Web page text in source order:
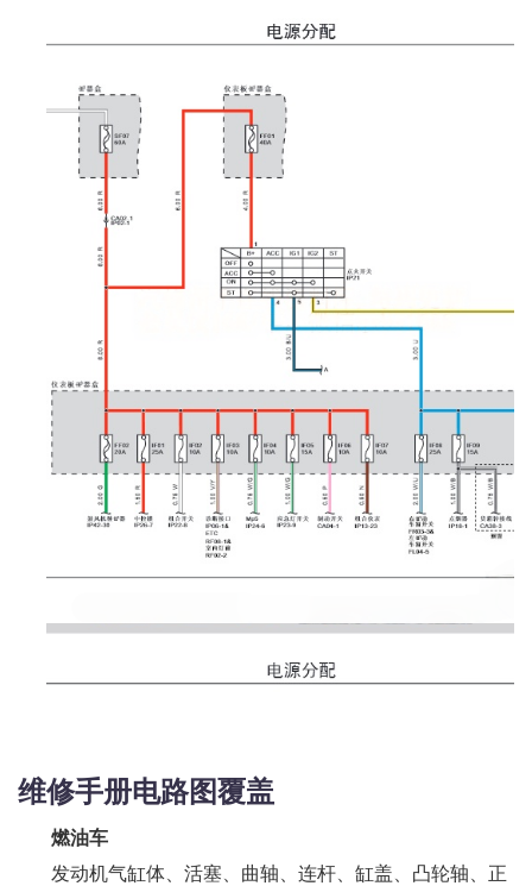
维修手册电路图覆盖
燃油车
发动机气缸体、活塞、曲轴、连杆、缸盖、凸轮轴、正